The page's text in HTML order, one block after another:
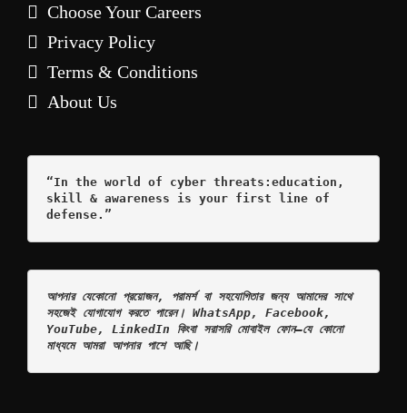
Choose Your Careers
Privacy Policy
Terms & Conditions
About Us
“In the world of cyber threats:education,
skill & awareness is your first line of
defense.”
আপনার যেকোনো প্রয়োজন, পরামর্শ বা সহযোগিতার জন্য আমাদের সাথে
সহজেই যোগাযোগ করতে পারেন। WhatsApp, Facebook,
YouTube, LinkedIn কিংবা সরাসরি মোবাইল ফোন—যে কোনো
মাধ্যমে আমরা আপনার পাশে আছি।